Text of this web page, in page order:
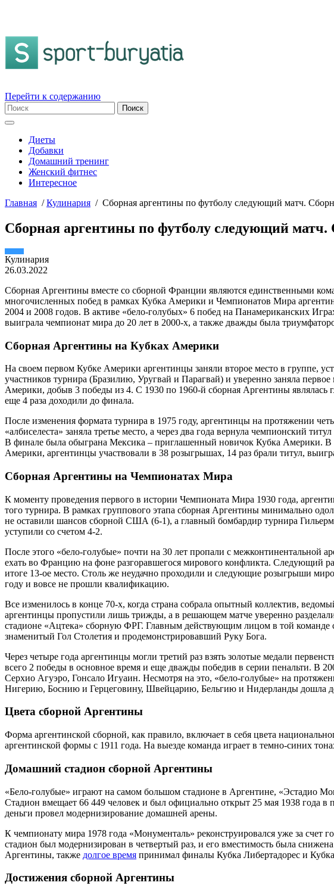
Перейти к содержанию
Диеты
Добавки
Домашний тренинг
Женский фитнес
Интересное
Главная /Кулинария / Сборная аргентины по футболу следующий матч.
Сборная аргентины по футболу следующий матч.
Кулинария
26.03.2022
Сборная Аргентины вместе со сборной Франции являются единственными
многочисленных побед в рамках Кубка Америки и Чемпионатов Мира
2004 и 2008 годов. В активе «бело-голубых» 6 побед на Панамериканских
выиграла чемпионат мира до 20 лет в 2000-х, а также дважды была
Сборная Аргентины на Кубках Америки
На своем первом Кубке Америки аргентинцы заняли второе место в группе,
участников турнира (Бразилию, Уругвай и Парагвай) и уверенно заняла
Америки, добыв 3 победы из 4. С 1930 по 1960-й сборная Аргентины являлась
еще 4 раза доходили до финала.
После изменения формата турнира в 1975 году, аргентинцы на протяжении
«албиселеста» заняла третье место, а через два года вернула чемпионский
В финале была обыграна Мексика – приглашенный новичок Кубка Америки.
Америки, аргентинцы участвовали в 38 розыгрышах, 14 раз брали титул,
Сборная Аргентины на Чемпионатах Мира
К моменту проведения первого в истории Чемпионата Мира 1930 года,
того турнира. В рамках группового этапа сборная Аргентины минимально
не оставили шансов сборной США (6-1), а главный бомбардир турнира
уступили со счетом 4-2.
После этого «бело-голубые» почти на 30 лет пропали с межконтинентальной
ехать во Францию на фоне разгоравшегося мирового конфликта. Следующий
итоге 13-ое место. Столь же неудачно проходили и следующие розыгрыши
году и вовсе не прошли квалификацию.
Все изменилось в конце 70-х, когда страна собрала опытный коллектив,
аргентинцы пропустили лишь трижды, а в решающем матче уверенно
стадионе «Ацтека» сборную ФРГ. Главным действующим лицом в той
знаменитый Гол Столетия и продемонстрировавший Руку Бога.
Через четыре года аргентинцы могли третий раз взять золотые медали
всего 2 победы в основное время и еще дважды победив в серии пенальти. В
Серхио Агуэро, Гонсало Игуаин. Несмотря на это, «бело-голубые» на
Нигерию, Боснию и Герцеговину, Швейцарию, Бельгию и Нидерланды дошла
Цвета сборной Аргентины
Форма аргентинской сборной, как правило, включает в себя цвета
аргентинской формы с 1911 года. На выезде команда играет в темно-синих
Домашний стадион сборной Аргентины
«Бело-голубые» играют на самом большом стадионе в Аргентине, «Эстадио
Стадион вмещает 66 449 человек и был официально открыт 25 мая 1938 года
деньги провел модернизирование домашней арены.
К чемпионату мира 1978 года «Монументаль» реконструировался уже за счет
стадион был модернизирован в четвертый раз, и его вместимость была
Аргентины, также долгое время принимал финалы Кубка Либертадорес и
Достижения сборной Аргентины